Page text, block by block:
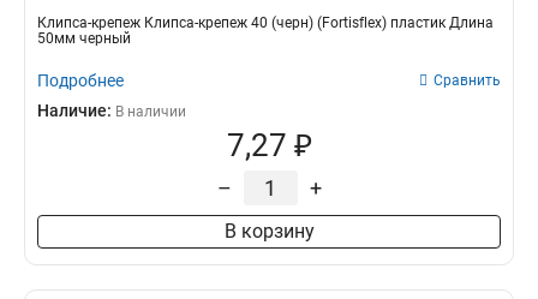
Клипса-крепеж Клипса-крепеж 40 (черн) (Fortisflex) пластик Длина
50мм черный
Подробнее Сравнить
Наличие: В наличии
7,27 ₽
– +
В корзину